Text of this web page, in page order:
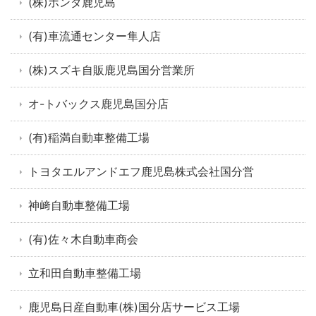
(有)車流通センター隼人店
(株)スズキ自販鹿児島国分営業所
オ-トバックス鹿児島国分店
(有)稲満自動車整備工場
トヨタエルアンドエフ鹿児島株式会社国分営
神﨑自動車整備工場
(有)佐々木自動車商会
立和田自動車整備工場
鹿児島日産自動車(株)国分店サービス工場